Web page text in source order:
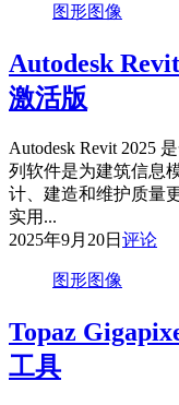
图形图像
Autodesk
激活版
Autodesk Revit 2025
列软件是为建筑信息
计、建造和维护质量
实用...
2025年9月20日 评论
图形图像
Topaz
工具